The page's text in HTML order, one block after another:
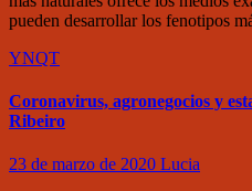
pueden desarrollar los fenotipos
YNQT
Coronavirus, agronegocios y
Ribeiro
23 de marzo de 2020 Lucia